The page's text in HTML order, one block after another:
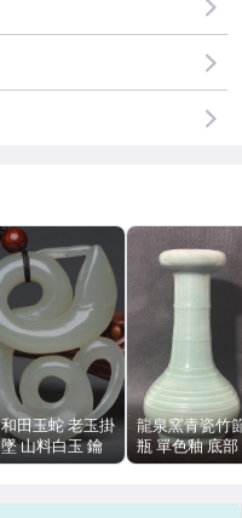
和田玉蛇 老玉掛
墜 山料白玉 鑰
匙圈 6.3cm 39g
龍泉窯青瓷竹
瓶 單色釉 底部
開片 衝線 磨損